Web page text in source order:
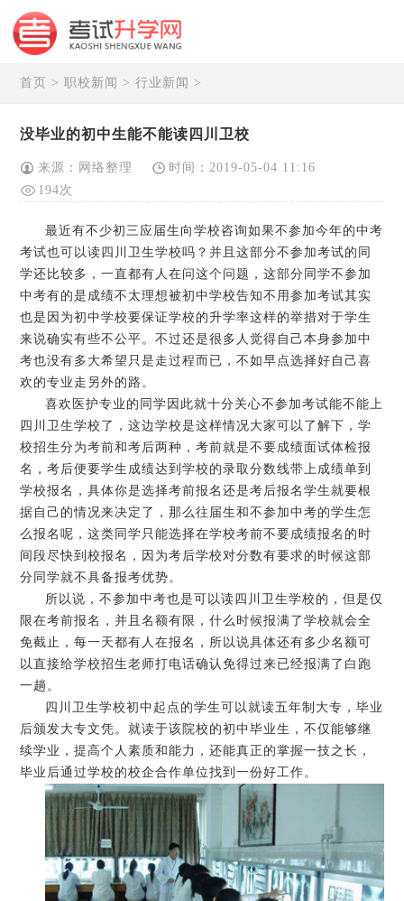
首页 >职校新闻 >行业新闻 >
没毕业的初中生能不能读四川卫校
来源：网络整理
时间：2019-05-04 11:16
194次
最近有不少初三应届生向学校咨询如果不参加今年的中考
考试也可以读四川卫生学校吗？并且这部分不参加考试的同
学还比较多，一直都有人在问这个问题，这部分同学不参加
中考有的是成绩不太理想被初中学校告知不用参加考试其实
也是因为初中学校要保证学校的升学率这样的举措对于学生
来说确实有些不公平。不过还是很多人觉得自己本身参加中
考也没有多大希望只是走过程而已，不如早点选择好自己喜
欢的专业走另外的路。
喜欢医护专业的同学因此就十分关心不参加考试能不能上
四川卫生学校了，这边学校是这样情况大家可以了解下，学
校招生分为考前和考后两种，考前就是不要成绩面试体检报
名，考后便要学生成绩达到学校的录取分数线带上成绩单到
学校报名，具体你是选择考前报名还是考后报名学生就要根
据自己的情况来决定了，那么往届生和不参加中考的学生怎
么报名呢，这类同学只能选择在学校考前不要成绩报名的时
间段尽快到校报名，因为考后学校对分数有要求的时候这部
分同学就不具备报考优势。
所以说，不参加中考也是可以读四川卫生学校的，但是仅
限在考前报名，并且名额有限，什么时候报满了学校就会全
免截止，每一天都有人在报名，所以说具体还有多少名额可
以直接给学校招生老师打电话确认免得过来已经报满了白跑
一趟。
四川卫生学校初中起点的学生可以就读五年制大专，毕业
后颁发大专文凭。就读于该院校的初中毕业生，不仅能够继
续学业，提高个人素质和能力，还能真正的掌握一技之长，
毕业后通过学校的校企合作单位找到一份好工作。